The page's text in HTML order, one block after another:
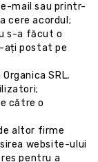
mail sau printr-
cere acordul;
s-a făcut o
ați postat pe
SRL,
către o
altor firme
website-ului
pentru a